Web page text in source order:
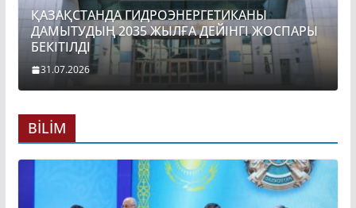
ҚАЗАҚСТАНДА ГИДРОЭНЕРГЕТИКАНЫ
ДАМЫТУДЫҢ 2035 ЖЫЛҒА ДЕЙІНГІ ЖОСПАРЫ
БЕКІТІЛДІ
31.07.2026
BİLİM